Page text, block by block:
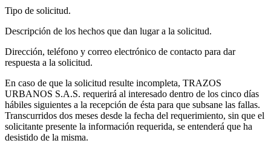
Tipo de solicitud.
Descripción de los hechos que dan lugar a la solicitud.
Dirección, teléfono y correo electrónico de contacto para dar
respuesta a la solicitud.
En caso de que la solicitud resulte incompleta, TRAZOS
URBANOS S.A.S. requerirá al interesado dentro de los cinco días
hábiles siguientes a la recepción de ésta para que subsane las fallas.
Transcurridos dos meses desde la fecha del requerimiento, sin que el
solicitante presente la información requerida, se entenderá que ha
desistido de la misma.